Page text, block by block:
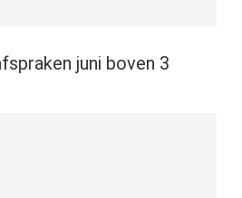
juni boven 3